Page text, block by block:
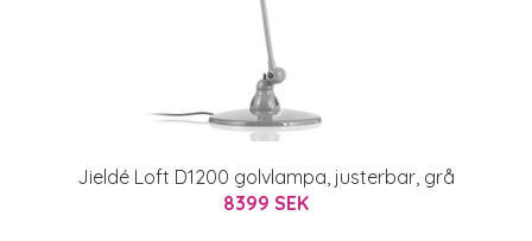
Jieldé Loft D1200 golvlampa, justerbar, grå
8399 SEK